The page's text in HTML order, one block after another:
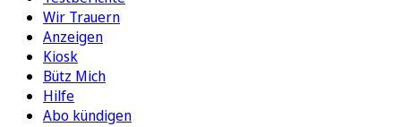
Wir Trauern
Anzeigen
Kiosk
Bütz Mich
Hilfe
Abo kündigen